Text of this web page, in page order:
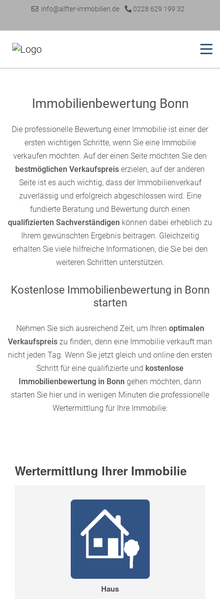
info@alfter-immobilien.de 0228 629 199 32
Immobilienbewertung Bonn
Die professionelle Bewertung einer Immobilie ist einer der
ersten wichtigen Schritte, wenn Sie eine Immobilie
verkaufen möchten. Auf der einen Seite möchten Sie den
bestmöglichen Verkaufspreis erzielen, auf der anderen
Seite ist es auch wichtig, dass der Immobilienverkauf
zuverlässig und erfolgreich abgeschlossen wird. Eine
fundierte Beratung und Bewertung durch einen
qualifizierten Sachverständigen können dabei erheblich zu
Ihrem gewünschten Ergebnis beitragen. Gleichzeitig
erhalten Sie viele hilfreiche Informationen, die Sie bei den
weiteren Schritten unterstützen.
Kostenlose Immobilienbewertung in Bonn
starten
Nehmen Sie sich ausreichend Zeit, um Ihren optimalen
Verkaufspreis zu finden, denn eine Immobilie verkauft man
nicht jeden Tag. Wenn Sie jetzt gleich und online den ersten
Schritt für eine qualifizierte und kostenlose
Immobilienbewertung in Bonn gehen möchten, dann
starten Sie hier und in wenigen Minuten die professionelle
Wertermittlung für Ihre Immobilie: